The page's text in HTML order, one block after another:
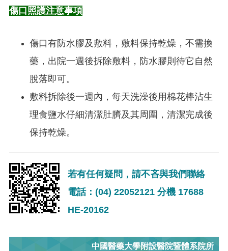
傷口照護注意事項
傷口有防水膠及敷料，敷料保持乾燥，不需換
藥，出院一週後拆除敷料，防水膠則待它自然
脫落即可。
敷料拆除後一週內，每天洗澡後用棉花棒沾生
理食鹽水仔細清潔肚臍及其周圍，清潔完成後
保持乾燥。
若有任何疑問，請不吝與我們聯絡
電話：(04) 22052121 分機 17688
HE-20162
中國醫藥大學附設醫院暨體系院所